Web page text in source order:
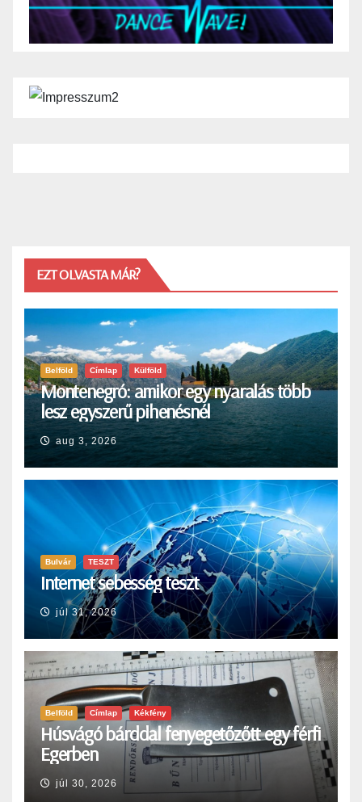
EZT OLVASTA MÁR?
Belföld Címlap Külföld
Montenegró: amikor egy nyaralás több
lesz egyszerű pihenésnél
aug 3, 2026
Bulvár TESZT
Internet sebesség teszt
júl 31, 2026
Belföld Címlap Kékfény
Húsvágó bárddal fenyegetőzőtt egy férfi
Egerben
júl 30, 2026